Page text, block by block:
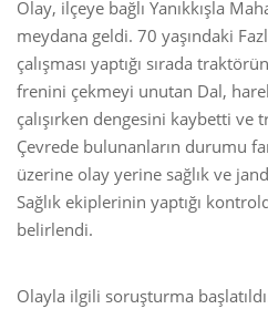
Olay, ilçeye bağlı Yanıkkışla
meydana geldi. 70 yaşındaki
çalışması yaptığı sırada
frenini çekmeyi unutan Dal,
çalışırken dengesini kaybetti ve
Çevrede bulunanların durumu
üzerine olay yerine sağlık ve
Sağlık ekiplerinin yaptığı
belirlendi.
Olayla ilgili soruşturma